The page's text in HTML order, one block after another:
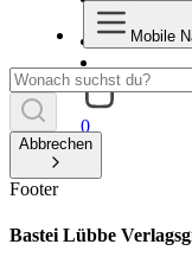
0
Mobile
Abbrechen
Footer
Bastei Lübbe